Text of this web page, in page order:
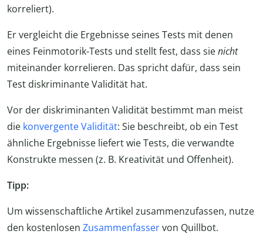
korreliert).
Er vergleicht die Ergebnisse seines Tests mit denen
eines Feinmotorik-Tests und stellt fest, dass sienicht
miteinander korrelieren. Das spricht dafür, dass sein
Test diskriminante Validität hat.
Vor der diskriminanten Validität bestimmt man meist
die konvergente Validität: Sie beschreibt, ob ein Test
ähnliche Ergebnisse liefert wie Tests, die verwandte
Konstrukte messen (z. B. Kreativität und Offenheit).
Tipp:
Um wissenschaftliche Artikel zusammenzufassen, nutze
den kostenlosen Zusammenfasservon Quillbot.